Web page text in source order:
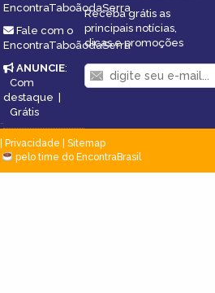
EncontraTaboãodaSerra
Fale com o
EncontraTaboãodaSerra
ANUNCIE:
Com
destaque |
Grátis
Receba grátis as
principais notícias,
dicas e promoções
Privacidade
Sitemap
pelo time do EncontraBrasil